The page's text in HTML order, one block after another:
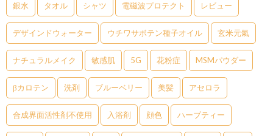
銀水 タオル シャツ 電磁波プロテクト レビュー
デザインドウォーター ウチワサボテン種子オイル 玄米元氣
ナチュラルメイク 敏感肌 5G 花粉症 MSMパウダー
βカロテン 洗剤 ブルーベリー 美髪 アセロラ
合成界面活性剤不使用 入浴剤 顔色 ハーブティー